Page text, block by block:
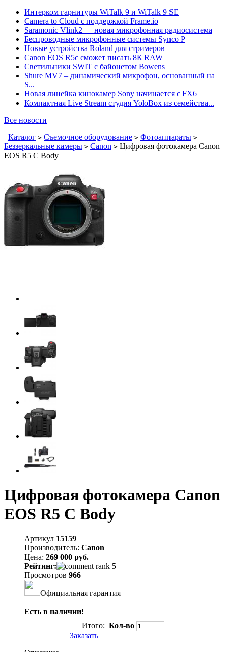
Интерком гарнитуры WiTalk 9 и WiTalk 9 SE
Camera to Cloud с поддержкой Frame.io
Saramonic Vlink2 — новая микрофонная радиосистема
Беспроводные микрофонные системы Synco P
Новые устройства Roland для стримеров
Canon EOS R5c сможет писать 8К RAW
Светильники SWIT с байонетом Bowens
Shure MV7 – динамический микрофон, основанный на
S...
Новая линейка кинокамер Sony начинается с FX6
Компактная Live Stream студия YoloBox из семейства...
Все новости
Каталог > Съемочное оборудование > Фотоаппараты >
Беззеркальные камеры > Canon > Цифровая фотокамера Canon
EOS R5 C Body
Цифровая фотокамера Canon
EOS R5 C Body
Артикул 15159
Производитель: Canon
Цена: 269 000 руб.
Рейтинг:
Просмотров 966
Официальная гарантия
Есть в наличии!
Итого: Кол-во
Заказать